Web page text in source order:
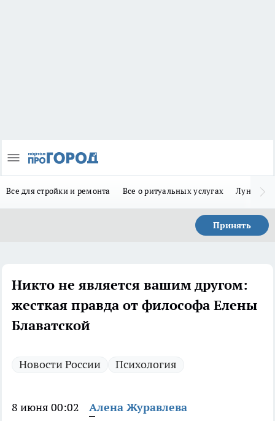
Все для стройки и ремонта Все о ритуальных услугах Лунно-
Принять
Никто не является вашим другом:
жесткая правда от философа Елены
Блаватской
Новости России Психология
8 июня 00:02 Алена Журавлева